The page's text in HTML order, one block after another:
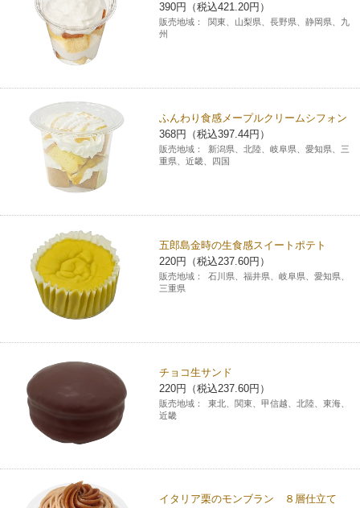
390円（税込421.20円）
販売地域：
関東、山梨県、長野県、静岡県、九
州
ふんわり食感メープルクリームシフォン
368円（税込397.44円）
販売地域：
新潟県、北陸、岐阜県、愛知県、三
重県、近畿、四国
五郎島金時の生食感スイートポテト
220円（税込237.60円）
販売地域：
石川県、福井県、岐阜県、愛知県、
三重県
チョコ生サンド
220円（税込237.60円）
販売地域：
東北、関東、甲信越、北陸、東海、
近畿
イタリア栗のモンブラン ８層仕立て